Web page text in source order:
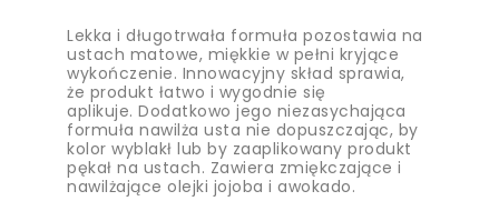
Lekka i długotrwała formuła pozostawia na
ustach matowe, miękkie w pełni kryjące
wykończenie. Innowacyjny skład sprawia,
że produkt łatwo i wygodnie się
aplikuje. Dodatkowo jego niezasychająca
formuła nawilża usta nie dopuszczając, by
kolor wyblakł lub by zaaplikowany produkt
pękał na ustach. Zawiera zmiękczające i
nawilżające olejki jojoba i awokado.